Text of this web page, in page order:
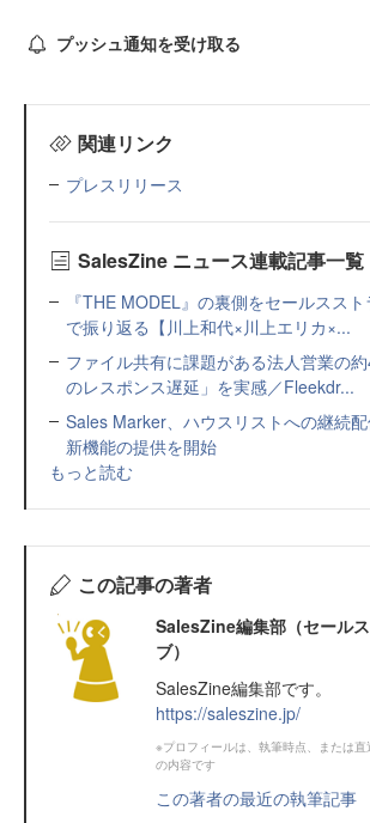
プッシュ通知を受け取る
関連リンク
プレスリリース
SalesZine ニュース連載記事一覧
『THE MODEL』の裏側をセールスス
で振り返る【川上和代×川上エリカ×...
ファイル共有に課題がある法人営業の
のレスポンス遅延」を実感／Fleekdr...
Sales Marker、ハウスリストへの継続
新機能の提供を開始
もっと読む
この記事の著者
SalesZine編集部（セール
ブ）
SalesZine編集部です。
https://saleszine.jp/
※プロフィールは、執筆時点、または
の内容です
この著者の最近の執筆記事